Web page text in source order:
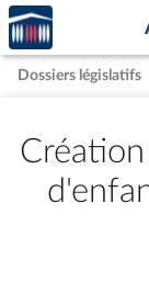
Aller au contenu
Aller en bas de la
Accèder
à la
page
d'accueil
Dossiers législatifs